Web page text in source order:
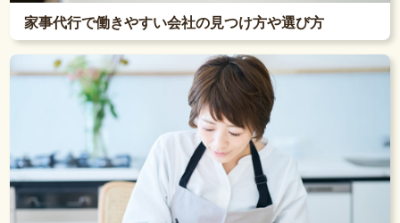
家事代行で働きやすい会社の見つけ方や選び方